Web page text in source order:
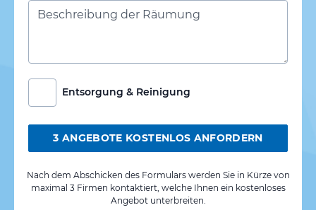
Entsorgung & Reinigung
3 ANGEBOTE KOSTENLOS ANFORDERN
Nach dem Abschicken des Formulars werden Sie in Kürze von
maximal 3 Firmen kontaktiert, welche Ihnen ein kostenloses
Angebot unterbreiten.